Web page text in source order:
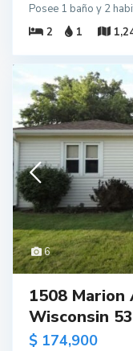
Posee 1 baño y 2
2
1
6
1508 Marion
Wisconsin
$ 174,900